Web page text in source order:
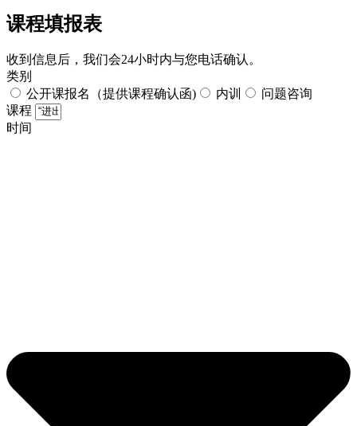
课程填报表​
收到信息后，我们会24小时内与您电话确认。​
类别
公开课报名（提供课程确认函)
内训
问题咨询
课程
时间